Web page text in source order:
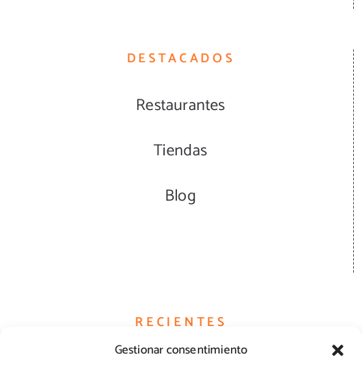
Gestionar consentimiento
DESTACADOS
Restaurantes
Tiendas
Blog
RECIENTES